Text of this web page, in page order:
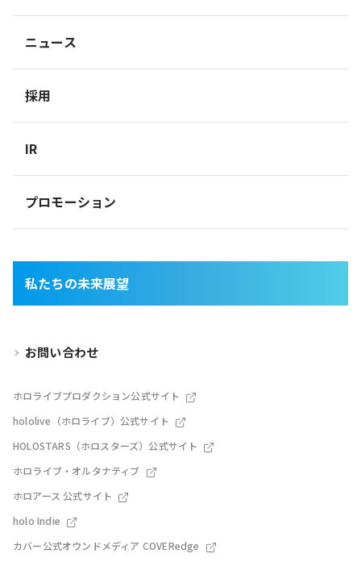
ニュース
採用
IR
プロモーション
私たちの未来展望
お問い合わせ
ホロライブプロダクション公式サイト
hololive（ホロライブ）公式サイト
HOLOSTARS（ホロスターズ）公式サイト
ホロライブ・オルタナティブ
ホロアース 公式サイト
holo Indie
カバー公式オウンドメディア COVERedge